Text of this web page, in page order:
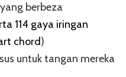
berbeza
114 gaya iringan
chord)
untuk tangan mereka